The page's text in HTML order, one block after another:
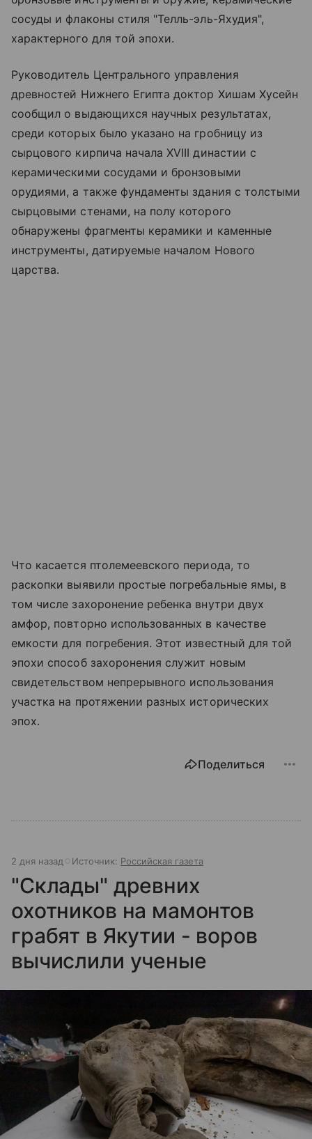
сосуды и флаконы стиля "Телль-эль-Яхудия",
характерного для той эпохи.
Руководитель Центрального управления
древностей Нижнего Египта доктор Хишам Хусейн
сообщил о выдающихся научных результатах,
среди которых было указано на гробницу из
сырцового кирпича начала XVIII династии с
керамическими сосудами и бронзовыми
орудиями, а также фундаменты здания с толстыми
сырцовыми стенами, на полу которого
обнаружены фрагменты керамики и каменные
инструменты, датируемые началом Нового
царства.
Что касается птолемеевского периода, то
раскопки выявили простые погребальные ямы, в
том числе захоронение ребенка внутри двух
амфор, повторно использованных в качестве
емкости для погребения. Этот известный для той
эпохи способ захоронения служит новым
свидетельством непрерывного использования
участка на протяжении разных исторических
эпох.
Поделиться
2 дня назад Источник: Российская газета
"Склады" древних
охотников на мамонтов
грабят в Якутии - воров
вычислили ученые